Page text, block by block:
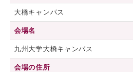
大橋キャンパス
会場名
九州大学大橋キャンパス
会場の住所